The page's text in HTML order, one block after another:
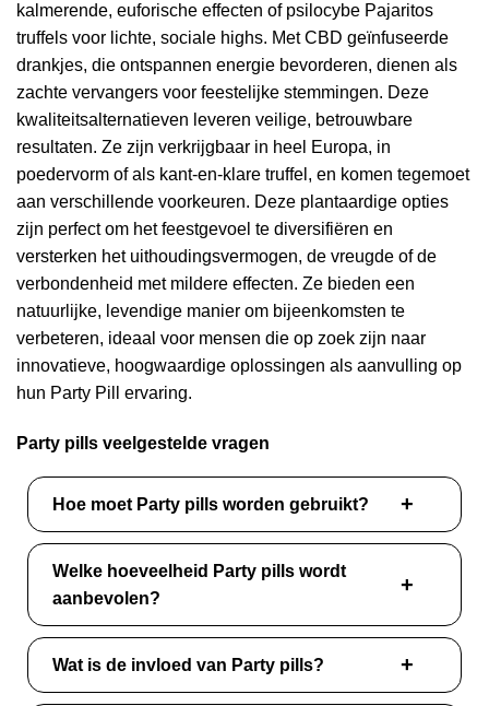
kalmerende, euforische effecten of psilocybe Pajaritos
truffels voor lichte, sociale highs. Met CBD geïnfuseerde
drankjes, die ontspannen energie bevorderen, dienen als
zachte vervangers voor feestelijke stemmingen. Deze
kwaliteitsalternatieven leveren veilige, betrouwbare
resultaten. Ze zijn verkrijgbaar in heel Europa, in
poedervorm of als kant-en-klare truffel, en komen tegemoet
aan verschillende voorkeuren. Deze plantaardige opties
zijn perfect om het feestgevoel te diversifiëren en
versterken het uithoudingsvermogen, de vreugde of de
verbondenheid met mildere effecten. Ze bieden een
natuurlijke, levendige manier om bijeenkomsten te
verbeteren, ideaal voor mensen die op zoek zijn naar
innovatieve, hoogwaardige oplossingen als aanvulling op
hun Party Pill ervaring.
Party pills veelgestelde vragen
Hoe moet Party pills worden gebruikt?
Welke hoeveelheid Party pills wordt
aanbevolen?
Wat is de invloed van Party pills?